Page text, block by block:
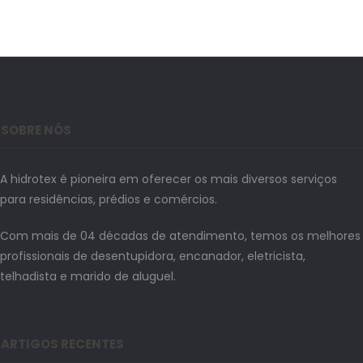
A hidrotex é pioneira em oferecer os mais diversos serviços
para residências, prédios e comércios.
Com mais de 04 décadas de atendimento, temos os melhores
profissionais de desentupidora, encanador, eletricista,
telhadista e marido de aluguel.